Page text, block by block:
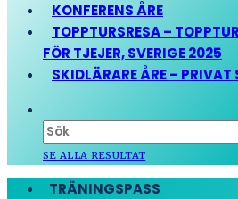
KONFERENS ÅRE
TOPPTURSRESA –
FÖR TJEJER, SVERIGE 2025
SKIDLÄRARE ÅRE –
SE ALLA RESULTAT
TRÄNINGSPASS